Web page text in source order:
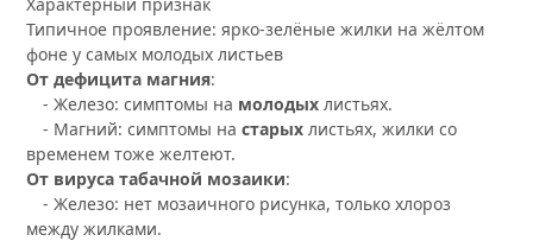
Типичное проявление: ярко-зелёные жилки на жёлтом
фоне у самых молодых листьев
От дефицита магния:
- Железо: симптомы на молодых листьях.
- Магний: симптомы настарых листьях, жилки со
временем тоже желтеют.
От вируса табачной мозаики:
- Железо: нет мозаичного рисунка, только хлороз
между жилками.